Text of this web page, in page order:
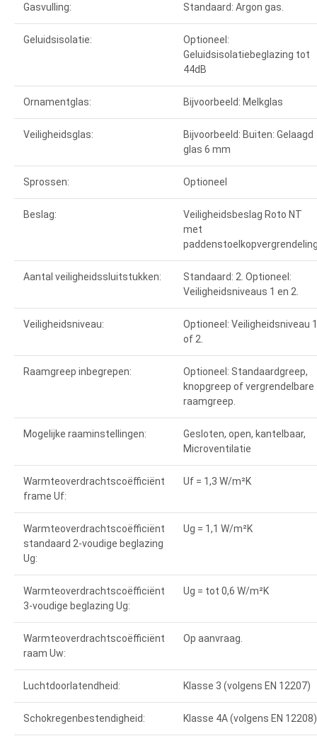
Gasvulling: Standaard: Argon gas.
Geluidsisolatie:
Optioneel:
Geluidsisolatiebeglazing tot
44dB
Ornamentglas: Bijvoorbeeld: Melkglas
Veiligheidsglas:
Bijvoorbeeld: Buiten: Gelaagd
glas 6 mm
Sprossen: Optioneel
Beslag:
Veiligheidsbeslag Roto NT
met
Aantal veiligheidssluitstukken:
Standaard: 2. Optioneel:
Veiligheidsniveaus 1 en 2.
Veiligheidsniveau:
Optioneel: Veiligheidsniveau 1
of 2.
Raamgreep inbegrepen:
Optioneel: Standaardgreep,
knopgreep of vergrendelbare
raamgreep.
Mogelijke raaminstellingen:
Gesloten, open, kantelbaar,
Microventilatie
Warmteoverdrachtscoëfficiënt
frame Uf:
Uf = 1,3 W/m²K
Warmteoverdrachtscoëfficiënt
standaard 2-voudige beglazing
Ug:
Ug = 1,1 W/m²K
Warmteoverdrachtscoëfficiënt
3-voudige beglazing Ug:
Ug = tot 0,6 W/m²K
Warmteoverdrachtscoëfficiënt
raam Uw:
Op aanvraag.
Luchtdoorlatendheid: Klasse 3 (volgens EN 12207)
Schokregenbestendigheid: Klasse 4A (volgens EN 12208)